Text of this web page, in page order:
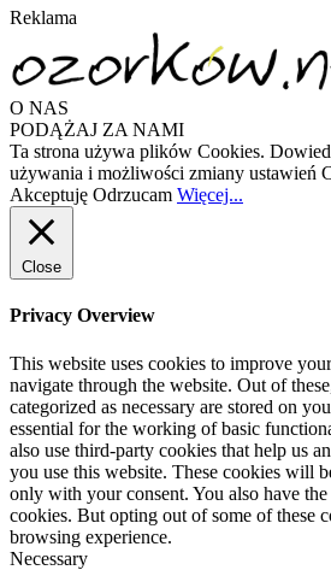
Reklama
O NAS
PODĄŻAJ ZA NAMI
Ta strona używa plików Cookies.
używania i możliwości zmiany ustawień
Akceptuję Odrzucam Więcej...
Close
Privacy Overview
This website uses cookies to improve
navigate through the website. Out of
categorized as necessary are stored on
essential for the working of basic
also use third-party cookies that help us
you use this website. These cookies will
only with your consent. You also have
cookies. But opting out of some of these
browsing experience.
Necessary